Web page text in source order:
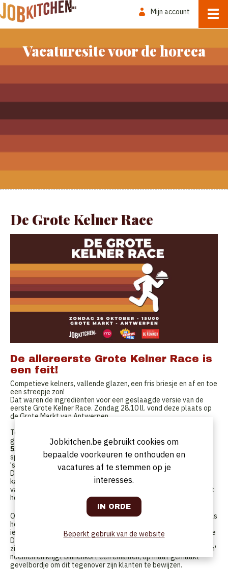
Mijn account
Vacaturesite voor de horeca
De Grote Kelner Race
De allereerste Grote Kelner Race is
een feit!
Competieve kelners, vallende glazen, een fris briesje en af en toe
een streepje zon!
Dat waren de ingrediënten voor een geslaagde versie van de
eerste Grote Kelner Race. Zondag 28.10 ll. vond deze plaats op
de Grote Markt van Antwerpen.
Ter ere van de 20e verjaardag van JobKitchen leek het ons een
goed idee om de horeca medewerker in het zonnetje te zetten.
55 Kelners
schreven zich op voorhand in om de
spreekwoordelijke degens te kruisen en uit te maken wie de
'snelste kelner van Vlaanderen' is.
De arena, een hindernissen parcours van een dikke 500 meter op
kasseien, was onverbiddelijk. Het was een evenwichtsoefening
van snelheid en behendigheid waarbij de deelnemers zichzelf tot
het uiterste dreven.
Onder luide aanmoediging van honderden fans langs de zijlijn was
het uiteindelijk het Leslie Castelein van Brasserie Biblo die
iedereen de baas was. Hij haalde het van zijn Biblo collega Joppe
De Beule (plaats 2) en Michaël Siereveld van Cella. Leslie mag
zich dus officieel een jaar lang 'de snelste kelner van Vlaanderen'
noemen en krijgt binnenkort een emaillen, op maat gemaakt
gevelbordje om dit tegenover zijn klanten te bewijzen.
Jobkitchen.be gebruikt cookies om
bepaalde voorkeuren te onthouden en
vacatures af te stemmen op je
interesses.
Beperkt gebruik van de website